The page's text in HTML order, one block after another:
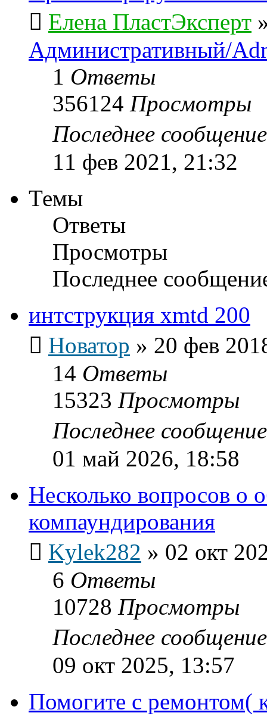
Елена ПластЭксперт
Административный/
1 Ответы
356124 Просмотры
Последнее
11 фев 2021, 21:32
Темы
Ответы
Просмотры
Последнее
интструкция xmtd 200
Новатор » 20 фев
14 Ответы
15323 Просмотры
Последнее
01 май 2026, 18:58
Несколько вопросов о
компаундирования
Kylek282 » 02 окт
6 Ответы
10728 Просмотры
Последнее
09 окт 2025, 13:57
Помогите с ремонтом(